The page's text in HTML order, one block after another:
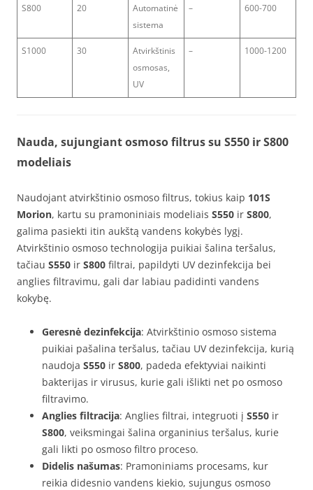
S800 20
Automatinė
sistema
– 600-700
S1000 30
Atvirkštinis
osmosas,
UV
– 1000-1200
Nauda, sujungiant osmoso filtrus su S550 ir S800
modeliais
Naudojant atvirkštinio osmoso filtrus, tokius kaip 101S
Morion, kartu su pramoniniais modeliais S550 ir S800,
galima pasiekti itin aukštą vandens kokybės lygį.
Atvirkštinio osmoso technologija puikiai šalina teršalus,
tačiau S550 ir S800 filtrai, papildyti UV dezinfekcija bei
anglies filtravimu, gali dar labiau padidinti vandens
kokybę.
Geresnė dezinfekcija: Atvirkštinio osmoso sistema
puikiai pašalina teršalus, tačiau UV dezinfekcija, kurią
naudoja S550 ir S800, padeda efektyviai naikinti
bakterijas ir virusus, kurie gali išlikti net po osmoso
filtravimo.
Anglies filtracija: Anglies filtrai, integruoti į S550 ir
S800, veiksmingai šalina organinius teršalus, kurie
gali likti po osmoso filtro proceso.
Didelis našumas: Pramoniniams procesams, kur
reikia didesnio vandens kiekio, sujungus osmoso